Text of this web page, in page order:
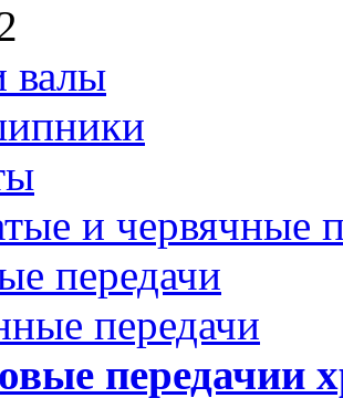
валы
и червячные
передачи
передачи
передачии